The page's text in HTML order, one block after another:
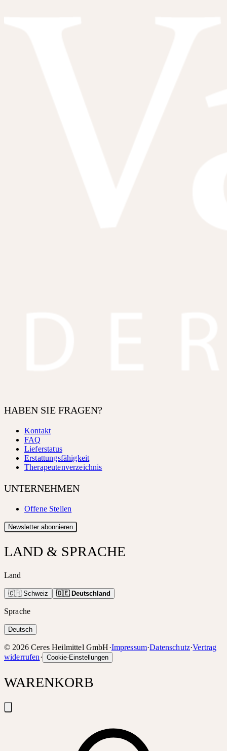
HABEN SIE FRAGEN?
Kontakt
FAQ
Lieferstatus
Erstattungsfähigkeit
Therapeutenverzeichnis
UNTERNEHMEN
Offene Stellen
Newsletter abonnieren
LAND & SPRACHE
Land
🇨🇭 Schweiz 🇩🇪 Deutschland
Sprache
Deutsch
© 2026 Ceres Heilmittel GmbH·Impressum·Datenschutz·Vertrag
widerrufen· Cookie-Einstellungen
WARENKORB